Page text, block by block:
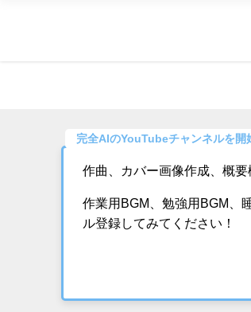
完全AIのYouTubeチャンネルを開
作曲、カバー画像作成、概要
作業用BGM、勉強用BGM、
ル登録してみてください！